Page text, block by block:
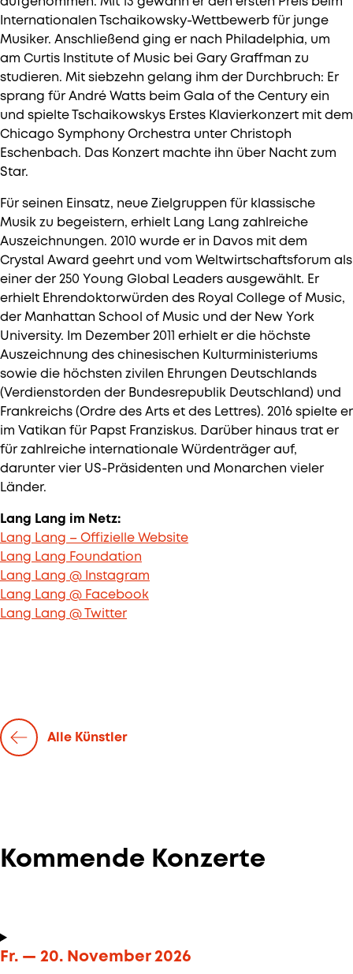
Alle Künstler
Internationalen Tschaikowsky-Wettbewerb für junge
Musiker. Anschließend ging er nach Philadelphia, um
am Curtis Institute of Music bei Gary Graffman zu
studieren. Mit siebzehn gelang ihm der Durchbruch: Er
sprang für André Watts beim Gala of the Century ein
und spielte Tschaikowskys Erstes Klavierkonzert mit dem
Chicago Symphony Orchestra unter Christoph
Eschenbach. Das Konzert machte ihn über Nacht zum
Star.
Für seinen Einsatz, neue Zielgruppen für klassische
Musik zu begeistern, erhielt Lang Lang zahlreiche
Auszeichnungen. 2010 wurde er in Davos mit dem
Crystal Award geehrt und vom Weltwirtschaftsforum als
einer der 250 Young Global Leaders ausgewählt. Er
erhielt Ehrendoktorwürden des Royal College of Music,
der Manhattan School of Music und der New York
University. Im Dezember 2011 erhielt er die höchste
Auszeichnung des chinesischen Kulturministeriums
sowie die höchsten zivilen Ehrungen Deutschlands
(Verdienstorden der Bundesrepublik Deutschland) und
Frankreichs (Ordre des Arts et des Lettres). 2016 spielte er
im Vatikan für Papst Franziskus. Darüber hinaus trat er
für zahlreiche internationale Würdenträger auf,
darunter vier US-Präsidenten und Monarchen vieler
Länder.
Lang Lang im Netz:
Lang Lang – Offizielle Website
Lang Lang Foundation
Lang Lang @ Instagram
Lang Lang @ Facebook
Lang Lang @ Twitter
Kommende Konzerte
Fr. — 20. November 2026